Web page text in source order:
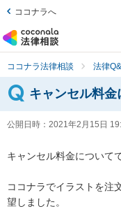
ココナラへ
ココナラ法律相談 法律
キャンセル料金
公開日時： 2021年2月15日
キャンセル料金について
ココナラでイラストを注
望しました。